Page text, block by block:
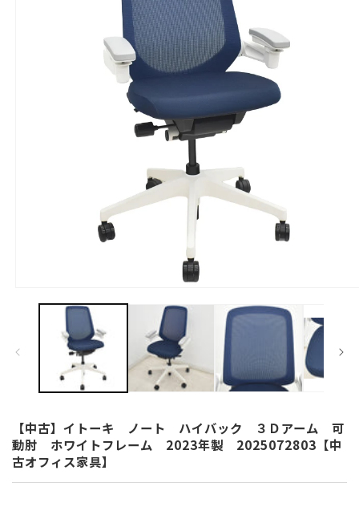
で
(1)
を
開
く
【中古】イトーキ ノート ハイバック ３Ｄアーム 可
動肘 ホワイトフレーム 2023年製 2025072803【中
古オフィス家具】